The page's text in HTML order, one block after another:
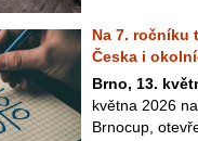
Na 7. ročníku
Česka i
Brno, 13.
května 2026
Brnocup,